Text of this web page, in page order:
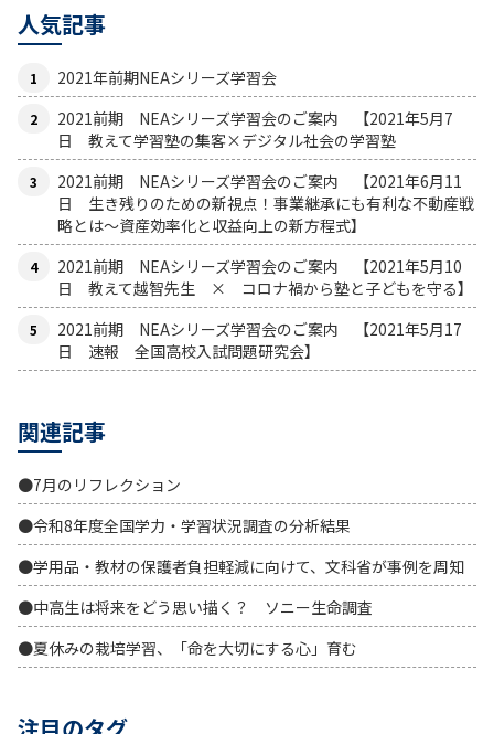
人気記事
2021年前期NEAシリーズ学習会
2021前期 NEAシリーズ学習会のご案内 【2021年5月7
日 教えて学習塾の集客×デジタル社会の学習塾
2021前期 NEAシリーズ学習会のご案内 【2021年6月11
日 生き残りのための新視点！事業継承にも有利な不動産戦
略とは〜資産効率化と収益向上の新方程式】
2021前期 NEAシリーズ学習会のご案内 【2021年5月10
日 教えて越智先生 × コロナ禍から塾と子どもを守る】
2021前期 NEAシリーズ学習会のご案内 【2021年5月17
日 速報 全国高校入試問題研究会】
関連記事
●7月のリフレクション
●令和8年度全国学力・学習状況調査の分析結果
●学用品・教材の保護者負担軽減に向けて、文科省が事例を周知
●中高生は将来をどう思い描く？ ソニー生命調査
●夏休みの栽培学習、「命を大切にする心」育む